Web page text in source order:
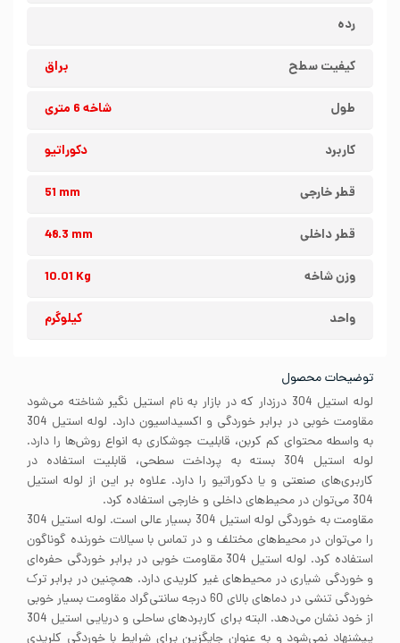
رده
کیفیت سطح براق
طول شاخه 6 متری
کاربرد دکوراتیو
قطر خارجی 51 mm
قطر داخلی 48.3 mm
وزن شاخه 10.01 Kg
واحد کیلوگرم
توضیحات محصول
لوله استیل 304 درزدار که در بازار به نام استیل نگیر شناخته می‌شود
مقاومت خوبی در برابر خوردگی و اکسیداسیون دارد. لوله استیل 304
به واسطه محتوای کم کربن، قابلیت جوشکاری به انواع روش‌ها را دارد.
لوله استیل 304 بسته به پرداخت سطحی، قابلیت استفاده در
کاربری‌های صنعتی و یا دکوراتیو را دارد. علاوه بر این از لوله استیل
304 می‌توان در محیط‌های داخلی و خارجی استفاده کرد.
مقاومت به خوردگی لوله استیل 304 بسیار عالی است. لوله استیل 304
را می‌توان در محیط‌های مختلف و در تماس با سیالات خورنده گوناگون
استفاده کرد. لوله استیل 304 مقاومت خوبی در برابر خوردگی حفره‌ای
و خوردگی شیاری در محیط‌های غیر کلریدی دارد. همچنین در برابر ترک
خوردگی تنشی در دماهای بالای 60 درجه سانتی‌گراد مقاومت بسیار خوبی
از خود نشان می‌دهد. البته برای کاربردهای ساحلی و دریایی استیل 304
پیشنهاد نمی‌شود و به عنوان جایگزین برای شرایط با خوردگی کلریدی